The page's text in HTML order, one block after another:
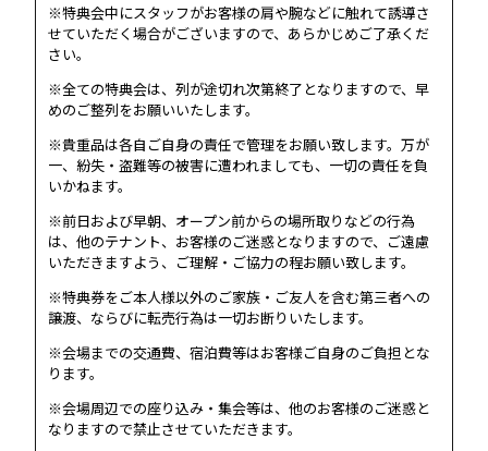
※特典会中にスタッフがお客様の肩や腕などに触れて誘導さ
せていただく場合がございますので、あらかじめご了承くだ
さい。
※全ての特典会は、列が途切れ次第終了となりますので、早
めのご整列をお願いいたします。
※貴重品は各自ご自身の責任で管理をお願い致します。万が
一、紛失・盗難等の被害に遭われましても、一切の責任を負
いかねます。
※前日および早朝、オープン前からの場所取りなどの行為
は、他のテナント、お客様のご迷惑となりますので、ご遠慮
いただきますよう、ご理解・ご協力の程お願い致します。
※特典券をご本人様以外のご家族・ご友人を含む第三者への
譲渡、ならびに転売行為は一切お断りいたします。
※会場までの交通費、宿泊費等はお客様ご自身のご負担とな
ります。
※会場周辺での座り込み・集会等は、他のお客様のご迷惑と
なりますので禁止させていただきます。